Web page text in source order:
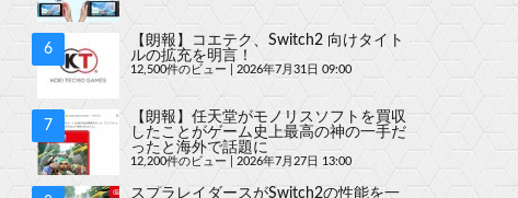
【朗報】コエテク、Switch2 向けタイト
ルの拡充を明言！
12,500件のビュー 2026年7月31日 09:00
【朗報】任天堂がモノリスソフトを買収
したことがゲーム史上最高の神の一手だ
ったと海外で話題に
12,200件のビュー 2026年7月27日 13:00
スプラレイダースがSwitch2の性能を一